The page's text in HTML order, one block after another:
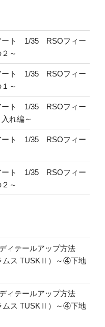
ート 1/35 RSOフィー
～
ート 1/35 RSOフィー
～
ート 1/35 RSOフィー
れ編～
ート 1/35 RSOフィー
ート 1/35 RSOフィー
～
ィテールアップ方法
ムス TUSKⅡ）～④下地
ィテールアップ方法
ムス TUSKⅡ）～④下地